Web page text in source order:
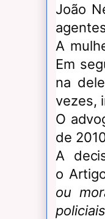
João
A
Em
na
vezes,
O
de
A
o
ou